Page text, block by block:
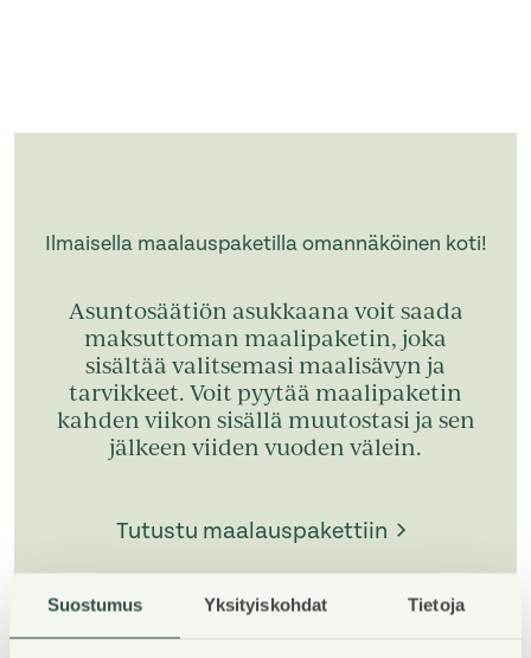
Suostumus Yksityiskohdat Tietoja
Ilmaisella maalauspaketilla omannäköinen koti!
Asuntosäätiön asukkaana voit saada
maksuttoman maalipaketin, joka
sisältää valitsemasi maalisävyn ja
tarvikkeet. Voit pyytää maalipaketin
kahden viikon sisällä muutostasi ja sen
jälkeen viiden vuoden välein.
Tutustu maalauspakettiin